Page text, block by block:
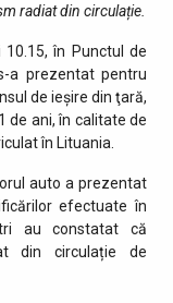
radiat din circulație.
în Punctul de
a prezentat pentru
de ieșire din ţară,
de ani, în calitate de
în Lituania.
auto a prezentat
efectuate în
au constatat că
din circulație de